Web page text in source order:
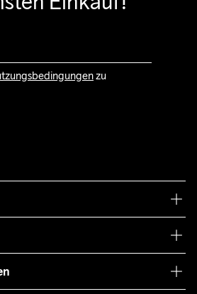
zu